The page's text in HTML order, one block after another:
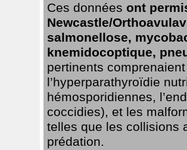
Ces données ont
Newcastle/
salmonellose,
knemidocoptique,
pertinents
l’hyperparathyroïdie
hémosporidiennes,
coccidies), et les
telles que les collisions
prédation.